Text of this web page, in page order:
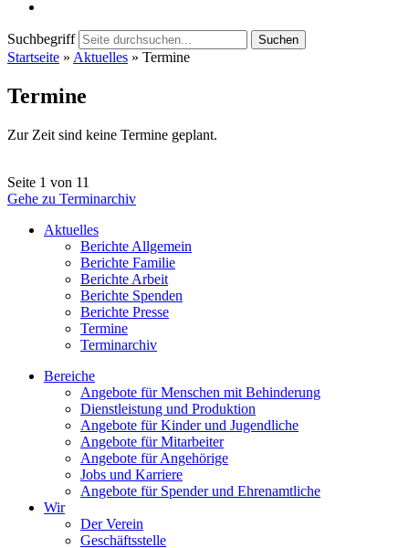
Suchbegriff Suchen
Startseite » Aktuelles » Termine
Termine
Zur Zeit sind keine Termine geplant.
Seite 1 von 11
Gehe zu Terminarchiv
Aktuelles
Berichte Allgemein
Berichte Familie
Berichte Arbeit
Berichte Spenden
Berichte Presse
Termine
Terminarchiv
Bereiche
Angebote für Menschen mit Behinderung
Dienstleistung und Produktion
Angebote für Kinder und Jugendliche
Angebote für Mitarbeiter
Angebote für Angehörige
Jobs und Karriere
Angebote für Spender und Ehrenamtliche
Wir
Der Verein
Geschäftsstelle